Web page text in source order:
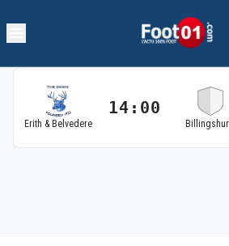
Erith & Belvedere
14:00